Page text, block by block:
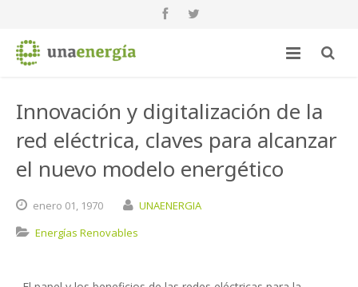
Innovación y digitalización de la
red eléctrica, claves para alcanzar
el nuevo modelo energético
enero 01, 1970
UNAENERGIA
Energías Renovables